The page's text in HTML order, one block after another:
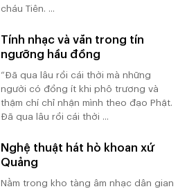
cháu Tiên. ...
Tính nhạc và văn trong tín
ngưỡng hầu đồng
“Đã qua lâu rồi cái thời mà những
người có đồng ít khi phô trương và
thậm chí chỉ nhận mình theo đạo Phật.
Đã qua lâu rồi cái thời ...
Nghệ thuật hát hò khoan xứ
Quảng
Nằm trong kho tàng âm nhạc dân gian